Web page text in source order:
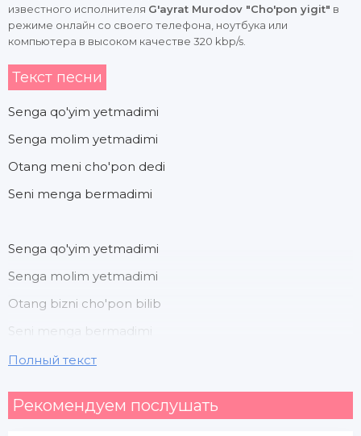
известного исполнителя G'ayrat Murodov "Cho'pon yigit" в
режиме онлайн со своего телефона, ноутбука или
компьютера в высоком качестве 320 kbp/s.
Текст песни
Senga qo'yim yetmadimi
Senga molim yetmadimi
Otang meni cho'pon dedi
Seni menga bermadimi
Senga qo'yim yetmadimi
Senga molim yetmadimi
Otang bizni cho'pon bilib
Seni menga bermadimi
Lolaqizg'aldoqdek eding
Полный текст
Рекомендуем послушать